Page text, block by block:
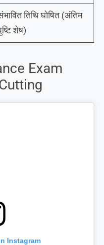
तिथि घोषित (अंतिम
शेष)
Exam
Instagram